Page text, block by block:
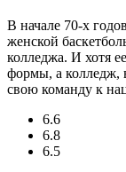
В начале 70-х
женской
колледжа. И хотя
формы, а колледж,
свою команду к
6.6
6.8
6.5